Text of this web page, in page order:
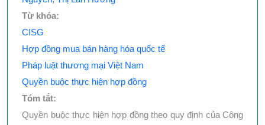
Từ khóa:
CISG
Hợp đồng mua bán hàng hóa quốc tế
Pháp luật thương mại Việt Nam
Quyền buộc thực hiện hợp đồng
Tóm tắt:
Quyền buộc thực hiện hợp đồng theo quy định của Công